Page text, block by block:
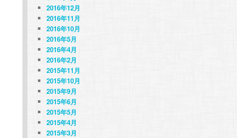
2016年12月
2016年11月
2016年10月
2016年5月
2016年4月
2016年2月
2015年11月
2015年10月
2015年9月
2015年6月
2015年5月
2015年4月
2015年3月